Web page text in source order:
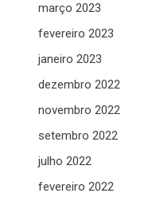
março 2023
fevereiro 2023
janeiro 2023
dezembro 2022
novembro 2022
setembro 2022
julho 2022
fevereiro 2022